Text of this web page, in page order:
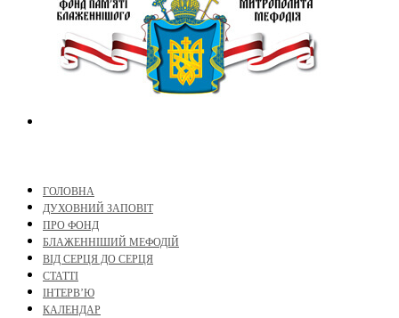
ГОЛОВНА
ДУХОВНИЙ ЗАПОВІТ
ПРО ФОНД
БЛАЖЕННІШИЙ МЕФОДІЙ
ВІД СЕРЦЯ ДО СЕРЦЯ
СТАТТІ
ІНТЕРВ’Ю
КАЛЕНДАР